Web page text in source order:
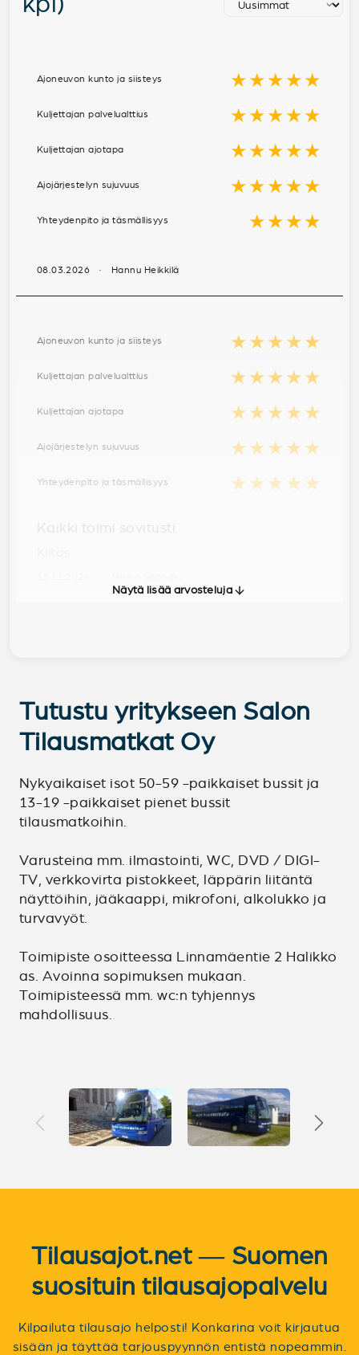
Ajoneuvon kunto ja siisteys ★★★★★
Kuljettajan palvelualttius ★★★★★
Kuljettajan ajotapa ★★★★★
Ajojärjestelyn sujuvuus ★★★★★
Yhteydenpito ja täsmällisyys ★★★★
08.03.2026 · Hannu Heikkilä
Ajoneuvon kunto ja siisteys ★★★★★
Kuljettajan palvelualttius ★★★★★
Kuljettajan ajotapa ★★★★★
Ajojärjestelyn sujuvuus ★★★★★
Yhteydenpito ja täsmällisyys ★★★★★
Kaikki toimi sovitusti.
Näytä lisää arvosteluja
Tutustu yritykseen Salon
Tilausmatkat Oy
Nykyaikaiset isot 50-59 -paikkaiset bussit ja
13-19 -paikkaiset pienet bussit
tilausmatkoihin.
Varusteina mm. ilmastointi, WC, DVD / DIGI-
TV, verkkovirta pistokkeet, läppärin liitäntä
näyttöihin, jääkaappi, mikrofoni, alkolukko ja
turvavyöt.
Toimipiste osoitteessa Linnamäentie 2 Halikko
as. Avoinna sopimuksen mukaan.
Toimipisteessä mm. wc:n tyhjennys
mahdollisuus.
Tilausajot.net — Suomen
suosituin tilausajopalvelu
Kilpailuta tilausajo helposti! Konkarina voit kirjautua
sisään ja täyttää tarjouspyynnön entistä nopeammin.